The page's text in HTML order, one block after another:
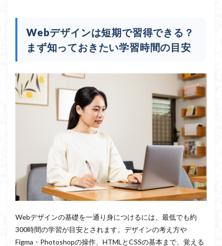
Webデザインは短期で習得できる？
まず知っておきたい学習時間の目安
Webデザインの基礎を一通り身につけるには、最低でも約
300時間の学習が目安とされます。デザインの考え方や
Figma・Photoshopの操作、HTMLとCSSの基本まで、覚える